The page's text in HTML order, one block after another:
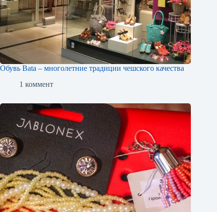
Обувь Bata – многолетние традиции чешского качества
1 коммент